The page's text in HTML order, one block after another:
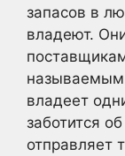
запасов в
владеют.
владеет
заботится
отправляет